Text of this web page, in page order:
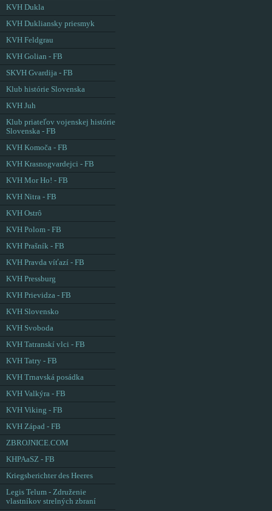
KVH Dukla
KVH Dukliansky priesmyk
KVH Feldgrau
KVH Golian - FB
SKVH Gvardija - FB
Klub histórie Slovenska
KVH Juh
Klub priateľov vojenskej histórie
Slovenska - FB
KVH Komoča - FB
KVH Krasnogvardejci - FB
KVH Mor Ho! - FB
KVH Nitra - FB
KVH Ostrô
KVH Polom - FB
KVH Prašník - FB
KVH Pravda víťazí - FB
KVH Pressburg
KVH Prievidza - FB
KVH Slovensko
KVH Svoboda
KVH Tatranskí vlci - FB
KVH Tatry - FB
KVH Trnavská posádka
KVH Valkýra - FB
KVH Viking - FB
KVH Západ - FB
ZBROJNICE.COM
KHPAaSZ - FB
Kriegsberichter des Heeres
Legis Telum - Združenie
vlastníkov strelných zbraní